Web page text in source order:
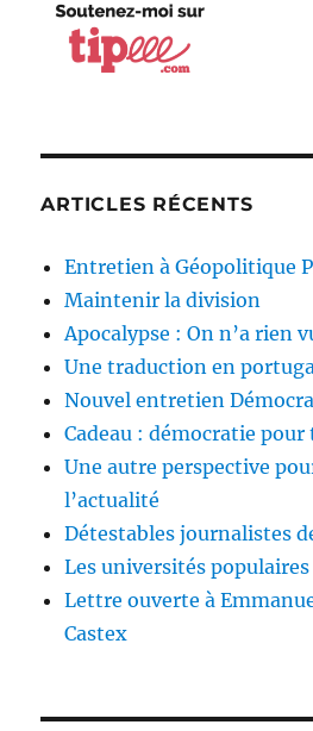
ARTICLES RÉCENTS
Entretien à Géopolitique
Maintenir la division
Apocalypse : On n’a rien
Une traduction en
Nouvel entretien
Cadeau : démocratie
Une autre perspective
l’actualité
Détestables journalistes
Les universités
Lettre ouverte à
Castex